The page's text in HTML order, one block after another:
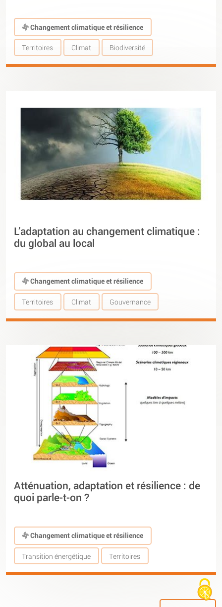
Changement climatique et résilience
Territoires Climat Biodiversité
L’adaptation au changement climatique :
du global au local
Changement climatique et résilience
Territoires Climat Gouvernance
Atténuation, adaptation et résilience : de
quoi parle-t-on ?
Changement climatique et résilience
Transition énergétique Territoires